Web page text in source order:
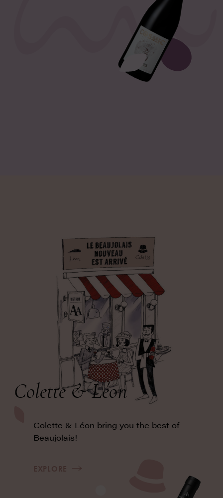
Colette & Léon
Colette & Léon bring you the best of
Beaujolais!